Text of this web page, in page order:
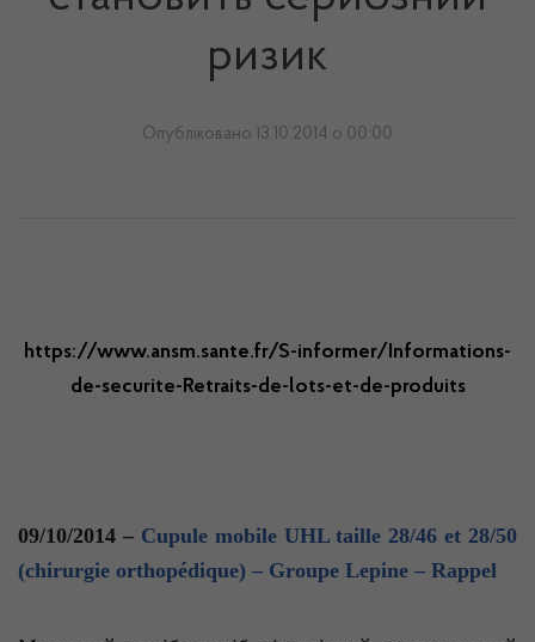
ризик
Опубліковано 13.10.2014 о 00:00
https://www.ansm.sante.fr/S-informer/Informations-
de-securite-Retraits-de-lots-et-de-produits
09/10/2014 – Cupule mobile UHL taille 28/46 et 28/50
(chirurgie orthopédique) – Groupe Lepine – Rappel